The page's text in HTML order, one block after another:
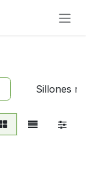
Sillones